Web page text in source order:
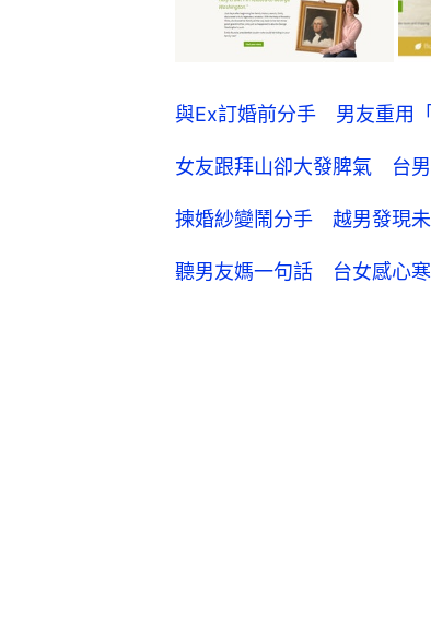
與Ex訂婚前分手 男友重用
女友跟拜山卻大發脾氣 台
揀婚紗變鬧分手 越男發現
聽男友媽一句話 台女感心